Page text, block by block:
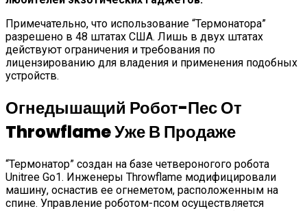
Примечательно, что использование “Термонатора”
разрешено в 48 штатах США. Лишь в двух штатах
действуют ограничения и требования по
лицензированию для владения и применения подобных
устройств.
Огнедышащий Робот-Пес От
Throwflame Уже В Продаже
“Термонатор” создан на базе четвероногого робота
Unitree Go1. Инженеры Throwflame модифицировали
машину, оснастив ее огнеметом, расположенным на
спине. Управление роботом-псом осуществляется